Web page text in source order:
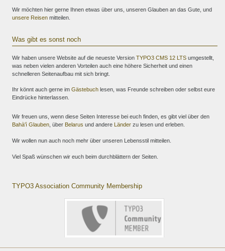
Wir möchten hier gerne Ihnen etwas über uns, unseren Glauben an das Gute, und
unsere Reisenmitteilen.
Was gibt es sonst noch
Wir haben unsere Website auf die neueste Version TYPO3 CMS 12 LTSumgestellt,
was neben vielen anderen Vorteilen auch eine höhere Sicherheit und einen
schnelleren Seitenaufbau mit sich bringt.
Ihr könnt auch gerne im Gästebuchlesen, was Freunde schreiben oder selbst eure
Eindrücke hinterlassen.
Wir freuen uns, wenn diese Seiten Interesse bei euch finden, es gibt viel über den
Bahà'ì Glauben, über Belarus und andere Länderzu lesen und erleben.
Wir wollen nun auch noch mehr über unseren Lebensstil mitteilen.
Viel Spaß wünschen wir euch beim durchblättern der Seiten.
TYPO3 Association Community Membership